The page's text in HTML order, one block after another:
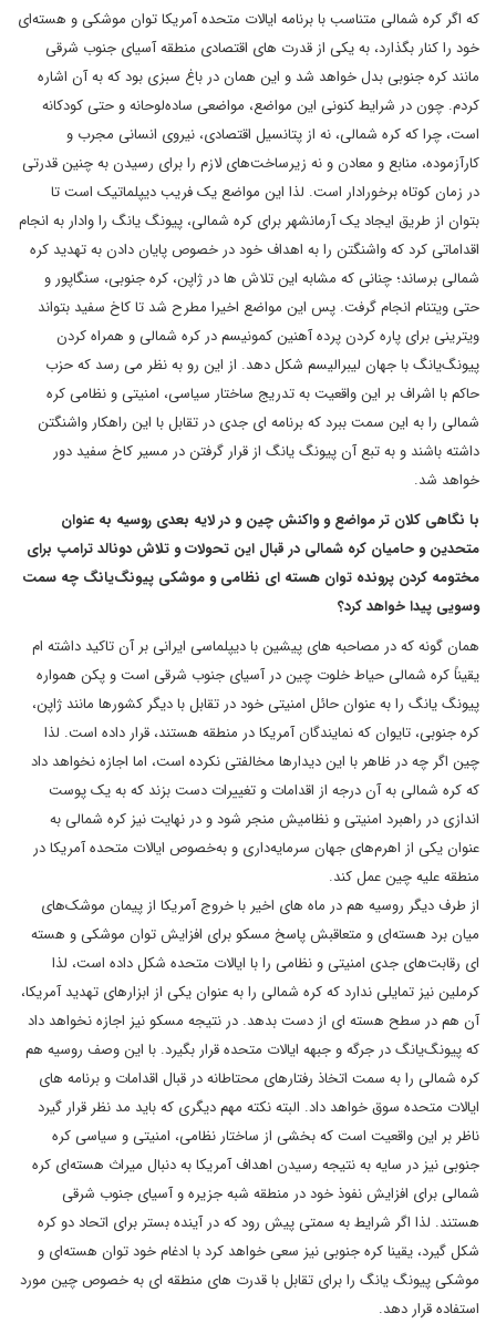
که اگر کره شمالی متناسب با برنامه ایالات متحده آمریکا توان موشکی و هسته‌ای
خود را کنار بگذارد، به یکی از قدرت های اقتصادی منطقه آسیای جنوب شرقی
مانند کره جنوبی بدل خواهد شد و این همان در باغ سبزی بود که به آن اشاره
کردم. چون در شرایط کنونی این مواضع، مواضعی ساده‌لوحانه و حتی کودکانه
است، چرا که کره شمالی، نه از پتانسیل اقتصادی، نیروی انسانی مجرب و
کارآزموده، منابع و معادن و نه زیرساخت‌های لازم را برای رسیدن به چنین قدرتی
در زمان کوتاه برخورادار است. لذا این مواضع یک فریب دیپلماتیک است تا
بتوان از طریق ایجاد یک آرمانشهر برای کره شمالی، پیونگ یانگ را وادار به انجام
اقداماتی کرد که واشنگتن را به اهداف خود در خصوص پایان دادن به تهدید کره
شمالی برساند؛ چنانی که مشابه این تلاش ها در ژاپن، کره جنوبی، سنگاپور و
حتی ویتنام انجام گرفت. پس این مواضع اخیرا مطرح شد تا کاخ سفید بتواند
ویترینی برای پاره کردن پرده آهنین کمونیسم در کره شمالی و همراه کردن
پیونگ‌یانگ با جهان لیبرالیسم شکل دهد. از این رو به نظر می رسد که حزب
حاکم با اشراف بر این واقعیت به تدریج ساختار سیاسی، امنیتی و نظامی کره
شمالی را به این سمت ببرد که برنامه ای جدی در تقابل با این راهکار واشنگتن
داشته باشند و به تبع آن پیونگ یانگ از قرار گرفتن در مسیر کاخ سفید دور
خواهد شد.
با نگاهی کلان تر مواضع و واکنش چین و در لایه بعدی روسیه به عنوان
متحدین و حامیان کره شمالی در قبال این تحولات و تلاش دونالد ترامپ برای
مختومه کردن پرونده توان هسته ای نظامی و موشکی پیونگ‌یانگ چه سمت
وسویی پیدا خواهد کرد؟
همان گونه که در مصاحبه های پیشین با دیپلماسی ایرانی بر آن تاکید داشته ام
یقیناً کره شمالی حیاط خلوت چین در آسیای جنوب شرقی است و پکن همواره
پیونگ یانگ را به عنوان حائل امنیتی خود در تقابل با دیگر کشورها مانند ژاپن،
کره جنوبی، تایوان که نمایندگان آمریکا در منطقه هستند، قرار داده است. لذا
چین اگر چه در ظاهر با این دیدارها مخالفتی نکرده است، اما اجازه نخواهد داد
که کره شمالی به آن درجه از اقدامات و تغییرات دست بزند که به یک پوست
اندازی در راهبرد امنیتی و نظامیش منجر شود و در نهایت نیز کره شمالی به
عنوان یکی از اهرم‌های جهان سرمایه‌داری و به‌خصوص ایالات متحده آمریکا در
منطقه علیه چین عمل کند.
از طرف دیگر روسیه هم در ماه های اخیر با خروج آمریکا از پیمان موشک‌های
میان برد هسته‌ای و متعاقبش پاسخ مسکو برای افزایش توان موشکی و هسته
ای رقابت‌های جدی امنیتی و نظامی را با ایالات متحده شکل داده است، لذا
کرملین نیز تمایلی ندارد که کره شمالی را به عنوان یکی از ابزارهای تهدید آمریکا،
آن هم در سطح هسته ای از دست بدهد. در نتیجه مسکو نیز اجازه نخواهد داد
که پیونگ‌یانگ در جرگه و جبهه ایالات متحده قرار بگیرد. با این وصف روسیه هم
کره شمالی را به سمت اتخاذ رفتارهای محتاطانه در قبال اقدامات و برنامه های
ایالات متحده سوق خواهد داد. البته نکته مهم دیگری که باید مد نظر قرار گیرد
ناظر بر این واقعیت است که بخشی از ساختار نظامی، امنیتی و سیاسی کره
جنوبی نیز در سایه به نتیجه رسیدن اهداف آمریکا به دنبال میراث هسته‌ای کره
شمالی برای افزایش نفوذ خود در منطقه شبه جزیره و آسیای جنوب شرقی
هستند. لذا اگر شرایط به سمتی پیش رود که در آینده بستر برای اتحاد دو کره
شکل گیرد، یقینا کره جنوبی نیز سعی خواهد کرد با ادغام خود توان هسته‌ای و
موشکی پیونگ یانگ را برای تقابل با قدرت های منطقه ای به خصوص چین مورد
استفاده قرار دهد.